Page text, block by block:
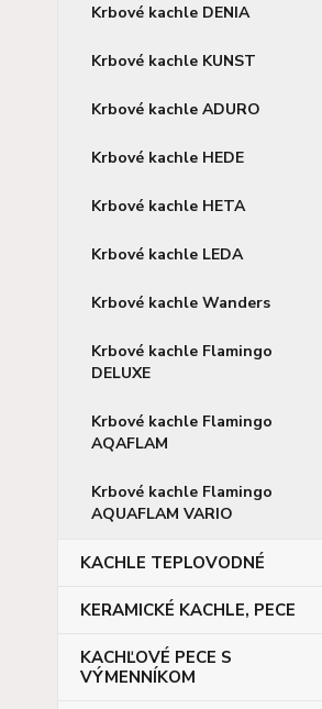
Krbové kachle DENIA
Krbové kachle KUNST
Krbové kachle ADURO
Krbové kachle HEDE
Krbové kachle HETA
Krbové kachle LEDA
Krbové kachle Wanders
Krbové kachle Flamingo
DELUXE
Krbové kachle Flamingo
AQAFLAM
Krbové kachle Flamingo
AQUAFLAM VARIO
KACHLE TEPLOVODNÉ
KERAMICKÉ KACHLE, PECE
KACHĽOVÉ PECE S
VÝMENNÍKOM